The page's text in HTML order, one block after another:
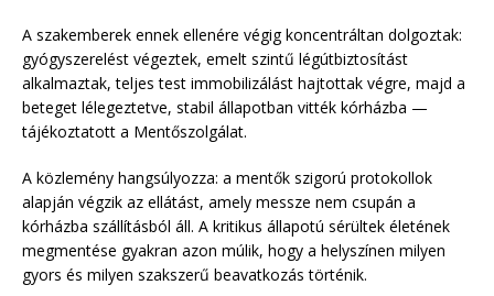
A szakemberek ennek ellenére végig koncentráltan dolgoztak:
gyógyszerelést végeztek, emelt szintű légútbiztosítást
alkalmaztak, teljes test immobilizálást hajtottak végre, majd a
beteget lélegeztetve, stabil állapotban vitték kórházba —
tájékoztatott a Mentőszolgálat.
A közlemény hangsúlyozza: a mentők szigorú protokollok
alapján végzik az ellátást, amely messze nem csupán a
kórházba szállításból áll. A kritikus állapotú sérültek életének
megmentése gyakran azon múlik, hogy a helyszínen milyen
gyors és milyen szakszerű beavatkozás történik.